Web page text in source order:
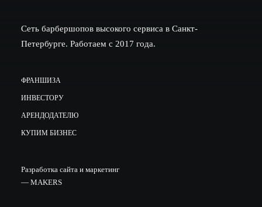
Сеть барбершопов высокого сервиса в Санкт-
Петербурге. Работаем с 2017 года.
ФРАНШИЗА
ИНВЕСТОРУ
АРЕНДОДАТЕЛЮ
КУПИМ БИЗНЕС
Разработка сайта и маркетинг
— MAKERS